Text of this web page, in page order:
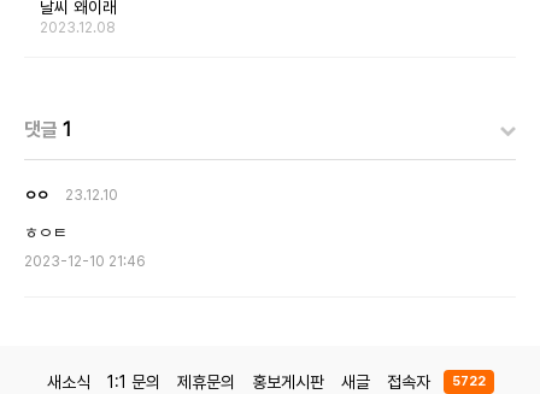
날씨 왜이래
2023.12.08
댓글 1
ㅇㅇ 23.12.10
ㅎㅇㅌ
2023-12-10 21:46
새소식 1:1 문의 제휴문의 홍보게시판 새글 접속자 5722